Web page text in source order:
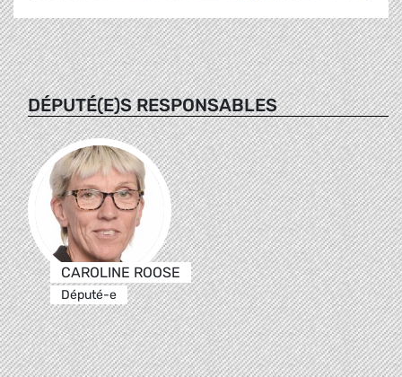
DÉPUTÉ(E)S RESPONSABLES
CAROLINE ROOSE
Député-e